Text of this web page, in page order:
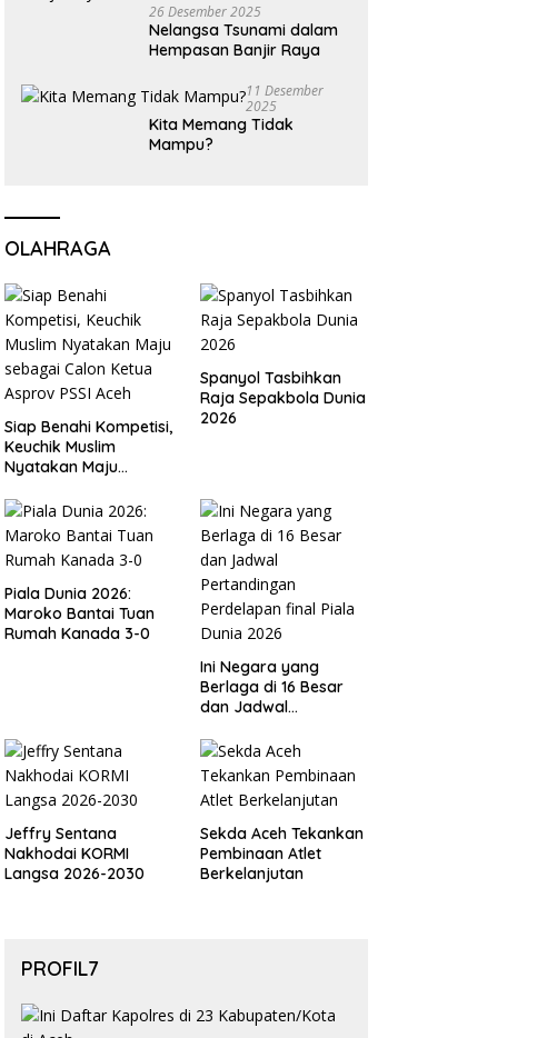
26 Desember 2025
Nelangsa Tsunami dalam
Hempasan Banjir Raya
11 Desember
2025
Kita Memang Tidak
Mampu?
OLAHRAGA
Siap Benahi Kompetisi,
Keuchik Muslim
Nyatakan Maju
Asprov PSSI Aceh
Spanyol Tasbihkan
Raja Sepakbola Dunia
2026
Piala Dunia 2026:
Maroko Bantai Tuan
Rumah Kanada 3-0
Ini Negara yang
Berlaga di 16 Besar
dan Jadwal
Perdelapan final Piala
Dunia 2026
Jeffry Sentana
Nakhodai KORMI
Langsa 2026-2030
Sekda Aceh Tekankan
Pembinaan Atlet
Berkelanjutan
PROFIL7